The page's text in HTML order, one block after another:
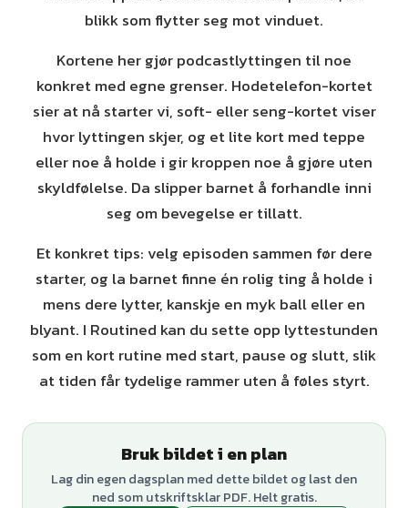
blikk som flytter seg mot vinduet.
Kortene her gjør podcastlyttingen til noe
konkret med egne grenser. Hodetelefon-kortet
sier at nå starter vi, soft- eller seng-kortet viser
hvor lyttingen skjer, og et lite kort med teppe
eller noe å holde i gir kroppen noe å gjøre uten
skyldfølelse. Da slipper barnet å forhandle inni
seg om bevegelse er tillatt.
Et konkret tips: velg episoden sammen før dere
starter, og la barnet finne én rolig ting å holde i
mens dere lytter, kanskje en myk ball eller en
blyant. I Routined kan du sette opp lyttestunden
som en kort rutine med start, pause og slutt, slik
at tiden får tydelige rammer uten å føles styrt.
Bruk bildet i en plan
Lag din egen dagsplan med dette bildet og last den
ned som utskriftsklar PDF. Helt gratis.